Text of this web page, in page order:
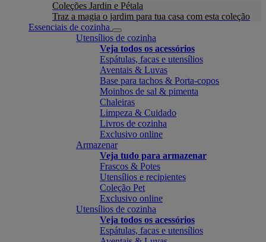
Coleções Jardin e Pétala
Traz a magia o jardim para tua casa com esta coleção
Essenciais de cozinha
Utensílios de cozinha
Veja todos os acessórios
Espátulas, facas e utensílios
Aventais & Luvas
Base para tachos & Porta-copos
Moinhos de sal & pimenta
Chaleiras
Limpeza & Cuidado
Livros de cozinha
Exclusivo online
Armazenar
Veja tudo para armazenar
Frascos & Potes
Utensílios e recipientes
Coleção Pet
Exclusivo online
Utensílios de cozinha
Veja todos os acessórios
Espátulas, facas e utensílios